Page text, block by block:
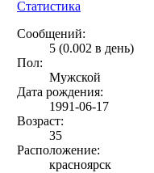
Статистика
Сообщений:
5 (0.002 в день)
Пол:
Мужской
Дата рождения:
1991-06-17
Возраст:
35
Расположение:
красноярск